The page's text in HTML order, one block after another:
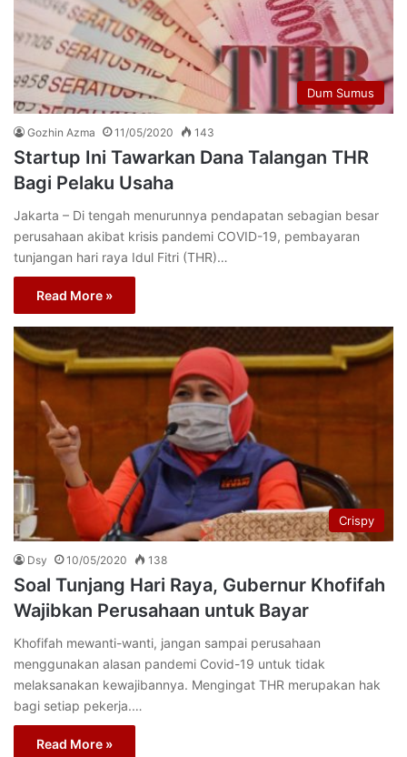
Dum Sumus
Gozhin Azma 11/05/2020 143
Startup Ini Tawarkan Dana Talangan THR
Bagi Pelaku Usaha
Jakarta – Di tengah menurunnya pendapatan sebagian besar
perusahaan akibat krisis pandemi COVID-19, pembayaran
tunjangan hari raya Idul Fitri (THR)…
Read More »
Crispy
Dsy 10/05/2020 138
Soal Tunjang Hari Raya, Gubernur Khofifah
Wajibkan Perusahaan untuk Bayar
Khofifah mewanti-wanti, jangan sampai perusahaan
menggunakan alasan pandemi Covid-19 untuk tidak
melaksanakan kewajibannya. Mengingat THR merupakan hak
bagi setiap pekerja.…
Read More »